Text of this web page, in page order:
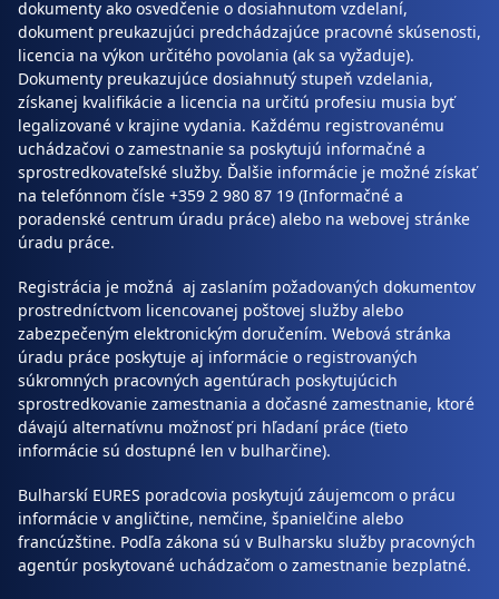
dokumenty ako osvedčenie o dosiahnutom vzdelaní,
dokument preukazujúci predchádzajúce pracovné skúsenosti,
licencia na výkon určitého povolania (ak sa vyžaduje).
Dokumenty preukazujúce dosiahnutý stupeň vzdelania,
získanej kvalifikácie a licencia na určitú profesiu musia byť
legalizované v krajine vydania. Každému registrovanému
uchádzačovi o zamestnanie sa poskytujú informačné a
sprostredkovateľské služby. Ďalšie informácie je možné získať
na telefónnom čísle +359 2 980 87 19 (Informačné a
poradenské centrum úradu práce) alebo na webovej stránke
úradu práce.
Registrácia je možná aj zaslaním požadovaných dokumentov
prostredníctvom licencovanej poštovej služby alebo
zabezpečeným elektronickým doručením. Webová stránka
úradu práce poskytuje aj informácie o registrovaných
súkromných pracovných agentúrach poskytujúcich
sprostredkovanie zamestnania a dočasné zamestnanie, ktoré
dávajú alternatívnu možnosť pri hľadaní práce (tieto
informácie sú dostupné len v bulharčine).
Bulharskí EURES poradcovia poskytujú záujemcom o prácu
informácie v angličtine, nemčine, španielčine alebo
francúzštine. Podľa zákona sú v Bulharsku služby pracovných
agentúr poskytované uchádzačom o zamestnanie bezplatné.